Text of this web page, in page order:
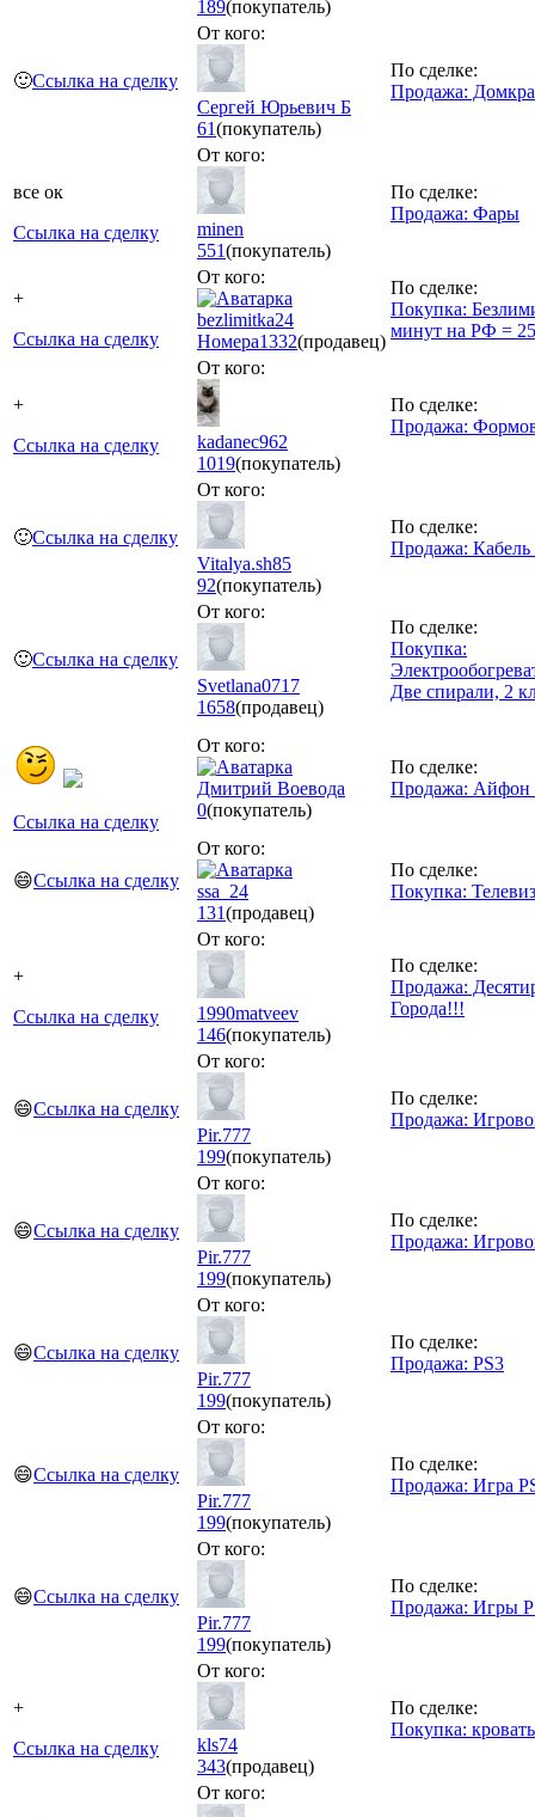
189(покупатель)
🙂Ссылка на сделку
От кого:
Сергей Юрьевич Б
61(покупатель)
По сделке:
Продажа:
все ок
Ссылка на сделку
От кого:
minen
551(покупатель)
По сделке:
Продажа: Фары
+
Ссылка на сделку
От кого:
bezlimitka24
Номера1332(продавец)
По сделке:
Покупка:
минут на РФ =
+
Ссылка на сделку
От кого:
kadanec962
1019(покупатель)
По сделке:
Продажа:
🙂Ссылка на сделку
От кого:
Vitalya.sh85
92(покупатель)
По сделке:
Продажа:
🙂Ссылка на сделку
От кого:
Svetlana0717
1658(продавец)
По сделке:
Покупка:
Две спирали, 2
Ссылка на сделку
От кого:
Дмитрий Воевода
0(покупатель)
По сделке:
Продажа: Айфон
😄Ссылка на сделку
От кого:
ssa_24
131(продавец)
По сделке:
Покупка:
+
Ссылка на сделку
От кого:
1990matveev
146(покупатель)
По сделке:
Продажа:
Города!!!
😄Ссылка на сделку
От кого:
Pir.777
199(покупатель)
По сделке:
Продажа:
😄Ссылка на сделку
От кого:
Pir.777
199(покупатель)
По сделке:
Продажа:
😄Ссылка на сделку
От кого:
Pir.777
199(покупатель)
По сделке:
Продажа: PS3
😄Ссылка на сделку
От кого:
Pir.777
199(покупатель)
По сделке:
Продажа: Игра
😄Ссылка на сделку
От кого:
Pir.777
199(покупатель)
По сделке:
Продажа: Игры
+
Ссылка на сделку
От кого:
kls74
343(продавец)
По сделке:
Покупка:
От кого: